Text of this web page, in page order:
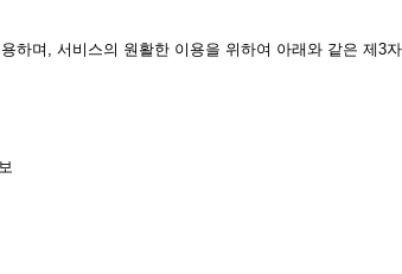
하며, 서비스의 원활한 이용을 위하여 아래와 같은 제3